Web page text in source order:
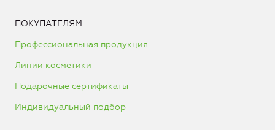
ПОКУПАТЕЛЯМ
Профессиональная продукция
Линии косметики
Подарочные сертификаты
Индивидуальный подбор